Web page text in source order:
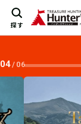
探す
04/ 06